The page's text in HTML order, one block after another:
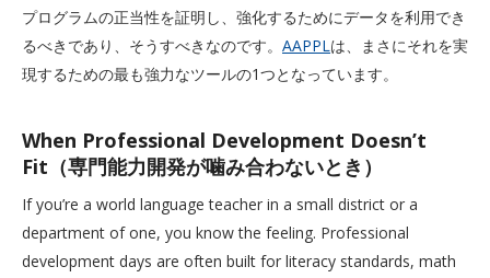
プログラムの正当性を証明し、強化するためにデータを利用でき
るべきであり、そうすべきなのです。 AAPPLは、まさにそれを実
現するための最も強力なツールの1つとなっています。
When Professional Development Doesn’t
Fit（専門能力開発が噛み合わないとき）
If you’re a world language teacher in a small district or a
department of one, you know the feeling. Professional
development days are often built for literacy standards, math